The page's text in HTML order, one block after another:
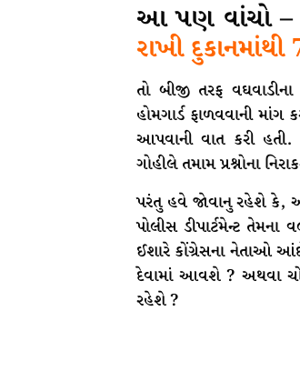
આ પણ વાંચો –
રાખી
તો બીજી તરફ
હોમગાર્ડ ફાળવવાની
આપવાની વાત કરી હતી.
ગોહીલે તમામ પ્રશ્નોના
પરંતુ હવે જોવાનુ રહેશે કે,
પોલીસ ડીપાર્ટમેન્ટ
ઈશારે કોંગ્રેસના નેતાઓ
દેવામાં આવશે ? અથવા
રહેશે ?